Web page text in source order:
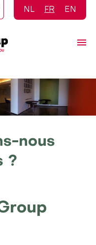
NL FR EN
nous
?